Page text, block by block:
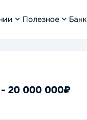
Полезное
20 000 000₽